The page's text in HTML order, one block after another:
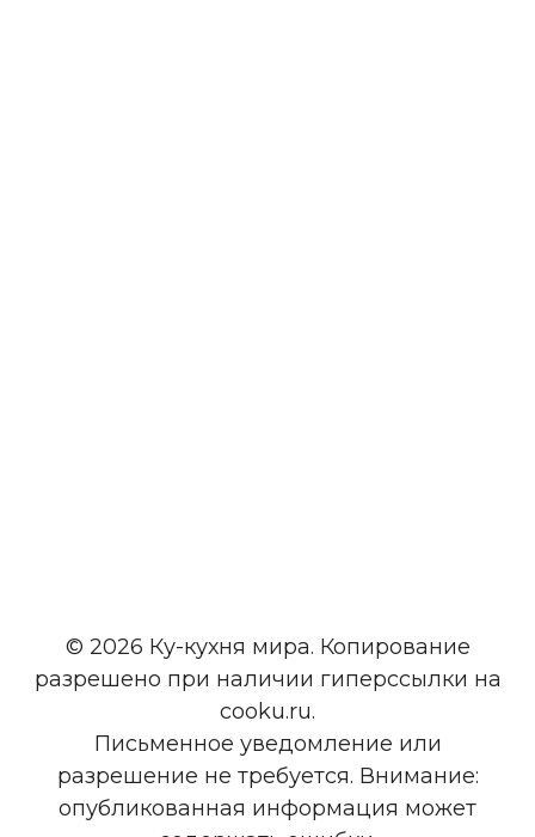
© 2026 Ку-кухня мира. Копирование
разрешено при наличии гиперссылки на
cooku.ru.
Письменное уведомление или
разрешение не требуется. Внимание:
опубликованная информация может